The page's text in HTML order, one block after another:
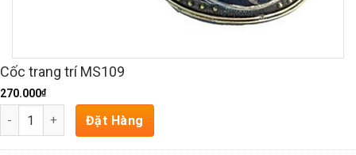
Cốc trang trí MS109
270.000₫
Số lượng Đặt Hàng